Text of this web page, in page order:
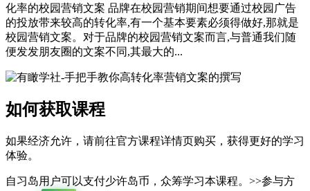
化率的校园营销文案 品牌在校园营销期间想要通过校园广告
的投放带来较高的转化率,有一个基本要素必须得做好,那就是
校园营销文案。对于品牌的校园营销文案而言,与普通我们随
便发发朋友圈的文案不同,其最大的...
如何获取课程
如果经济允许，请前往官方课程详情页购买，获得更好的学习
体验。
自习岛用户可以支付少许岛币，众筹学习本课程。>>参与方